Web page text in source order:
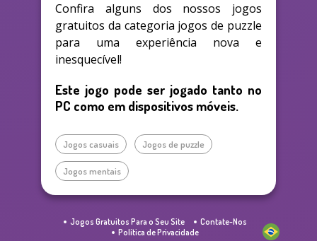
Confira alguns dos nossos jogos
gratuitos da categoria jogos de puzzle
para uma experiência nova e
inesquecível!
Este jogo pode ser jogado tanto no
PC como em dispositivos móveis.
Jogos casuais Jogos de puzzle
Jogos mentais
Jogos Gratuitos Para o Seu Site
Contate-Nos
Política de Privacidade